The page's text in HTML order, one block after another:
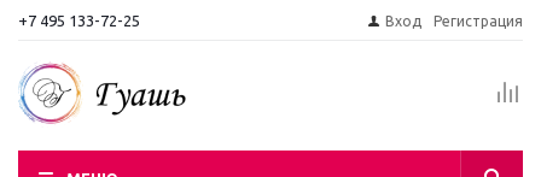
+7 495 133-72-25 Вход Регистрация